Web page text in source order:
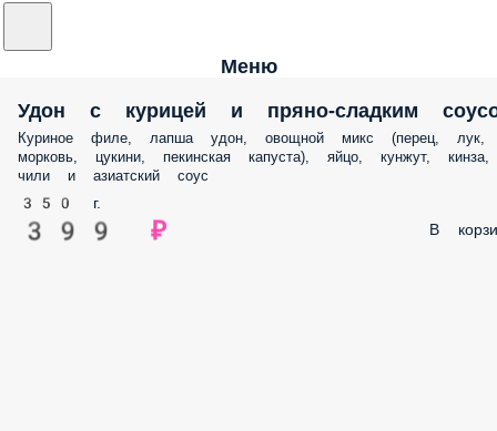
Меню
Удон с курицей и пряно-сладким
Куриное филе, лапша удон, овощной микс (перец, лук,
морковь, цукини, пекинская капуста), яйцо, кунжут, кинза,
чили и азиатский соус
350 г.
399 ₽ В